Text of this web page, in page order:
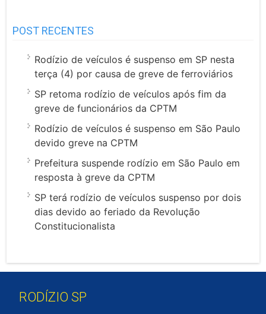
POST RECENTES
Rodízio de veículos é suspenso em SP nesta
terça (4) por causa de greve de ferroviários
SP retoma rodízio de veículos após fim da
greve de funcionários da CPTM
Rodízio de veículos é suspenso em São Paulo
devido greve na CPTM
Prefeitura suspende rodízio em São Paulo em
resposta à greve da CPTM
SP terá rodízio de veículos suspenso por dois
dias devido ao feriado da Revolução
Constitucionalista
RODÍZIO SP